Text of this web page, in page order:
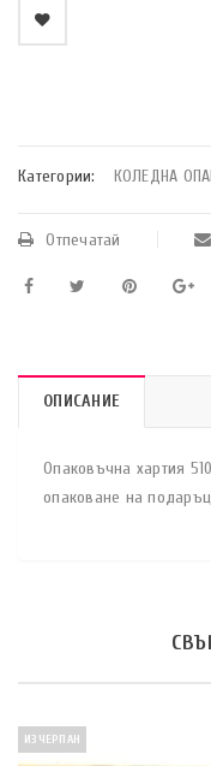
Категории: КОЛЕДНА
Отпечатай
ОПИСАНИЕ
Опаковъчна хартия
опаковане на
ИЗЧЕРПАН